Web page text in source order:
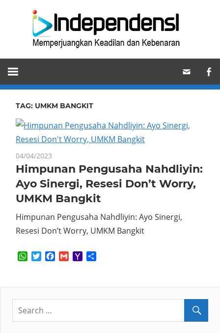
Memperjuangkan
Keadilan
dan
Kebenaran
TAG: UMKM BANGKIT
04/04/2023
Himpunan Pengusaha Nahdliyin:
Ayo Sinergi, Resesi Don’t Worry,
UMKM Bangkit
Himpunan Pengusaha Nahdliyin: Ayo Sinergi,
Resesi Don’t Worry, UMKM Bangkit
WhatsApp
TwitterFacebook
GmailYahoo